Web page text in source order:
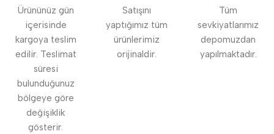
Ürününüz gün
içerisinde
kargoya teslim
edilir. Teslimat
süresi
bulunduğunuz
bölgeye göre
değişiklik
gösterir.
Satışını
yaptığımız tüm
ürünlerimiz
orijinaldir.
Tüm
sevkiyatlarımız
depomuzdan
yapılmaktadır.